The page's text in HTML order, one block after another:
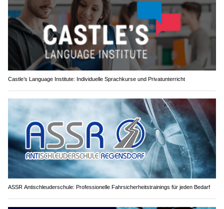
Castle’s Language Institute: Individuelle Sprachkurse und Privatunterricht
ASSR Antischleuderschule: Professionelle Fahrsicherheitstrainings für jeden Bedarf